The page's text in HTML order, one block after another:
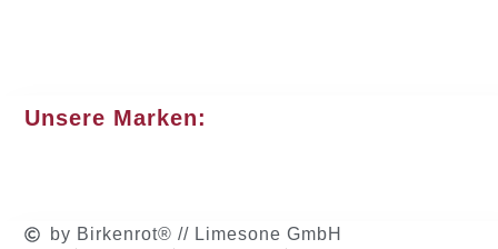
Unsere Marken:
by Birkenrot® // Limesone GmbH